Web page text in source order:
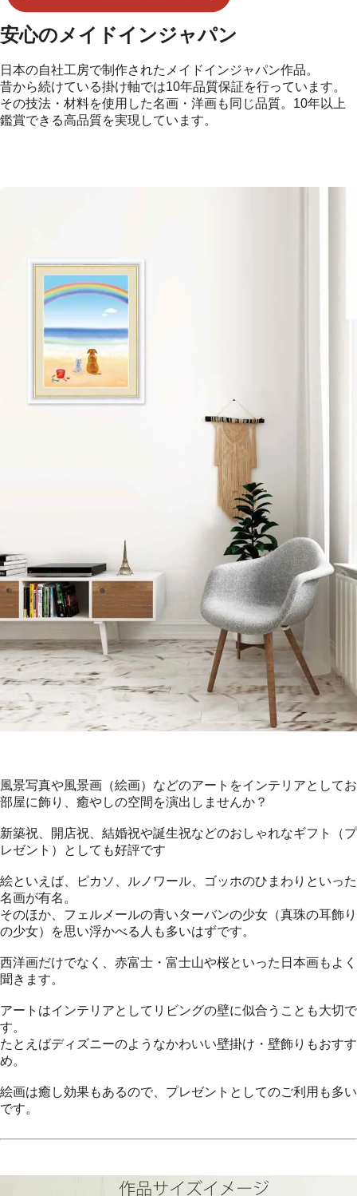
安心のメイドインジャパン
日本の自社工房で制作されたメイドインジャパン作品。
昔から続けている掛け軸では10年品質保証を行っています。
その技法・材料を使用した名画・洋画も同じ品質。10年以上
鑑賞できる高品質を実現しています。
風景写真や風景画（絵画）などのアートをインテリアとしてお
部屋に飾り、癒やしの空間を演出しませんか？
新築祝、開店祝、結婚祝や誕生祝などのおしゃれなギフト（プ
レゼント）としても好評です
絵といえば、ピカソ、ルノワール、ゴッホのひまわりといった
名画が有名。
そのほか、フェルメールの青いターバンの少女（真珠の耳飾り
の少女）を思い浮かべる人も多いはずです。
西洋画だけでなく、赤富士・富士山や桜といった日本画もよく
聞きます。
アートはインテリアとしてリビングの壁に似合うことも大切で
す。
たとえばディズニーのようなかわいい壁掛け・壁飾りもおすす
め。
絵画は癒し効果もあるので、プレゼントとしてのご利用も多い
です。